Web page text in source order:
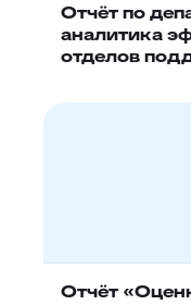
Отчёт по
аналитика
отделов
Отчёт